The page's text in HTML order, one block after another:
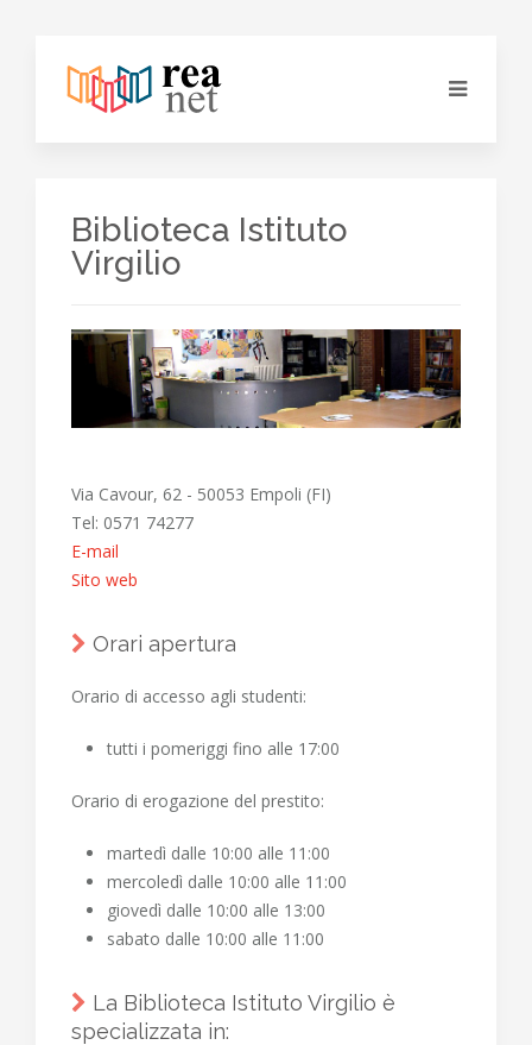
Biblioteca Istituto
Virgilio
Via Cavour, 62 - 50053 Empoli (FI)
Tel: 0571 74277
E-mail
Sito web
Orari apertura
Orario di accesso agli studenti:
tutti i pomeriggi fino alle 17:00
Orario di erogazione del prestito:
martedì dalle 10:00 alle 11:00
mercoledì dalle 10:00 alle 11:00
giovedì dalle 10:00 alle 13:00
sabato dalle 10:00 alle 11:00
La Biblioteca Istituto Virgilio è
specializzata in: